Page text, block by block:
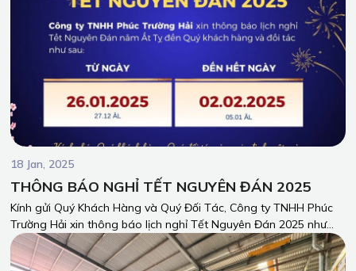
18 Jan, 2025
THÔNG BÁO NGHỈ TẾT NGUYÊN ĐÁN 2025
Kính gửi Quý Khách Hàng và Quý Đối Tác, Công ty TNHH Phúc
Trường Hải xin thông báo lịch nghỉ Tết Nguyên Đán 2025 như
sau: